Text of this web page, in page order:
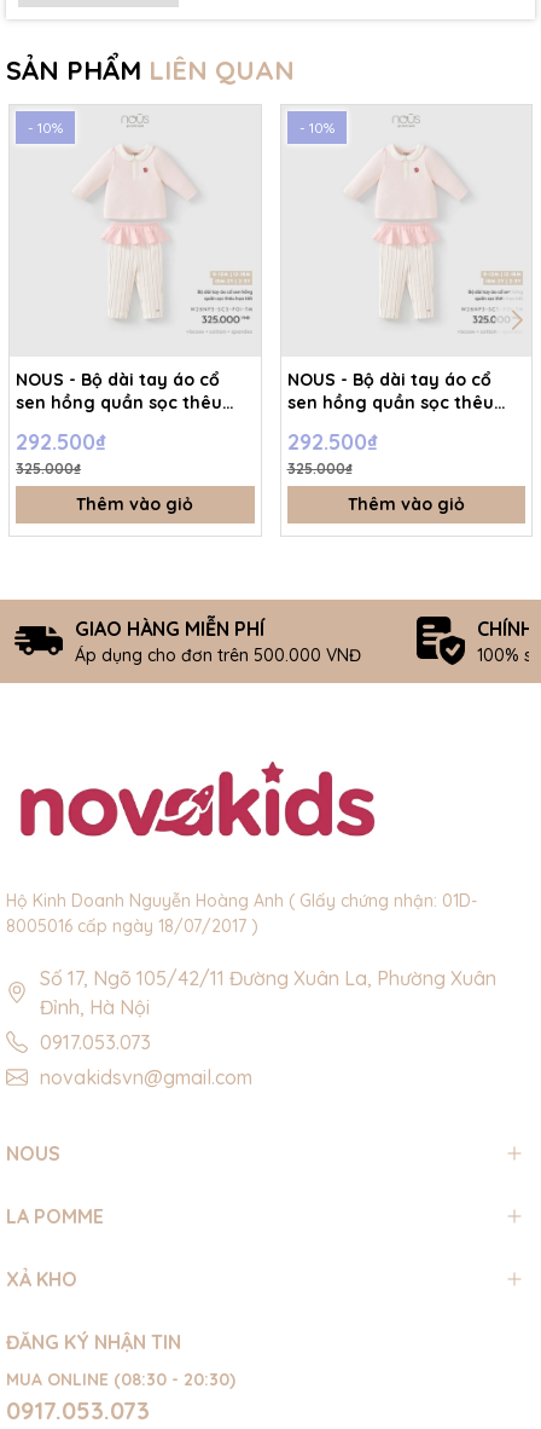
SẢN PHẨM LIÊN QUAN
- 10%
NOUS - Bộ dài tay áo cổ
sen hồng quần sọc thêu
292.500₫
325.000₫
Thêm vào giỏ
- 10%
NOUS - Bộ dài tay áo cổ
sen hồng quần sọc thêu
292.500₫
325.000₫
Thêm vào giỏ
GIAO HÀNG MIỄN PHÍ
Áp dụng cho đơn trên 500.000 VNĐ
CHÍNH
100%
Hộ Kinh Doanh Nguyễn Hoàng Anh ( GIấy chứng nhận: 01D-
8005016 cấp ngày 18/07/2017 )
Số 17, Ngõ 105/42/11 Đường Xuân La, Phường Xuân
Đỉnh, Hà Nội
0917.053.073
novakidsvn@gmail.com
NOUS
LA POMME
XẢ KHO
ĐĂNG KÝ NHẬN TIN
MUA ONLINE (08:30 - 20:30)
0917.053.073